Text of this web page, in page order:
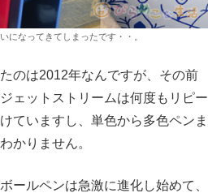
になってきてしまったです・・。
のは2012年なんですが、その前
ェットストリームは何度もリピー
ていますし、単色から多色ペンま
かりません。
ールペンは急激に進化し始めて、